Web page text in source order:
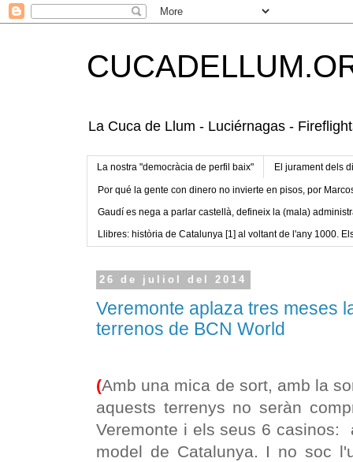
La Cuca de Llum - Luciérnagas -
La nostra "democràcia de perfil baix" El jurament dels
Por qué la gente con dinero no invierte en pisos, por
Gaudí es nega a parlar castellà, defineix la (mala)
Llibres: història de Catalunya [1] al voltant de l'any 1000.
26 de juliol del 2014
Veremonte aplaza tres meses
terrenos de BCN World
(Amb una mica de sort, amb la
aquests terrenys no seràn
Veremonte i els seus 6 casinos:
model de Catalunya. I no soc